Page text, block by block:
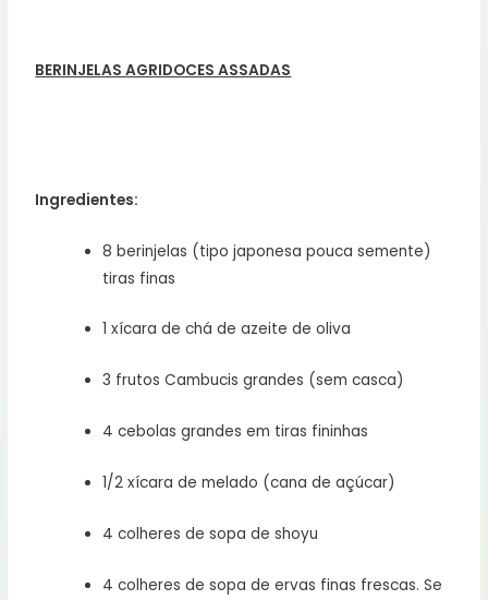
BERINJELAS AGRIDOCES ASSADAS
Ingredientes:
8 berinjelas (tipo japonesa pouca semente)
tiras finas
1 xícara de chá de azeite de oliva
3 frutos Cambucis grandes (sem casca)
4 cebolas grandes em tiras fininhas
1/2 xícara de melado (cana de açúcar)
4 colheres de sopa de shoyu
4 colheres de sopa de ervas finas frescas. Se